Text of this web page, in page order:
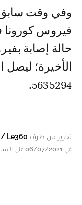
وفي وقت
الأخيرة؛ ليصل
5635294.
تحرير من طرف Le360 / وكالات
في 06/07/2021 على الساعة 13:30